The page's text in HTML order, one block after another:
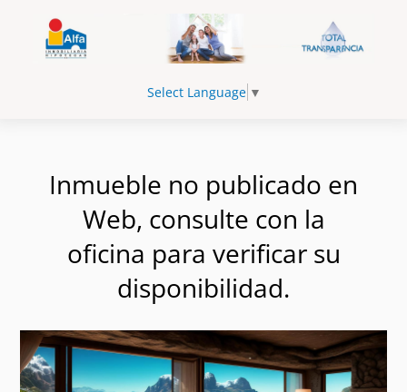
Select Language ▼
Inmueble no publicado en
Web, consulte con la
oficina para verificar su
disponibilidad.